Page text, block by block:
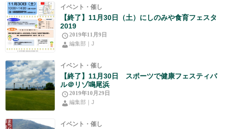
イベント・催し
【終了】11月30日（土）にしのみや食育フェスタ
2019
2019年11月9日
編集部｜J
イベント・催し
【終了】11月30日 スポーツで健康フェスティバ
ル＠リゾ鳴尾浜
2019年10月29日
編集部｜J
イベント・催し